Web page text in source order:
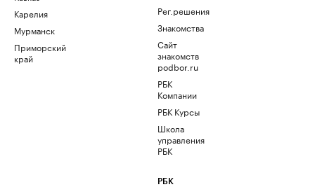
Карелия
Мурманск
Приморский
край
Рег.решения
Знакомства
Сайт
знакомств
podbor.ru
РБК
Компании
РБК Курсы
Школа
управления
РБК
РБК